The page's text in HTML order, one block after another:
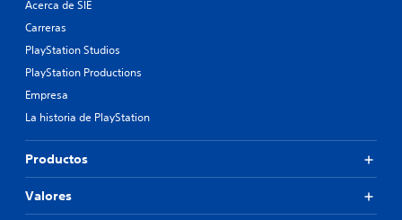
Acerca de SIE
Carreras
PlayStation Studios
PlayStation Productions
Empresa
La historia de PlayStation
Productos
Valores